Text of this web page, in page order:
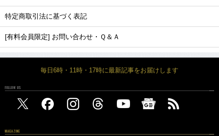
特定商取引法に基づく表記
[有料会員限定] お問い合わせ・Ｑ＆Ａ
毎日6時・11時・17時に最新記事をお届けします
FOLLOW US
MAGAZINE